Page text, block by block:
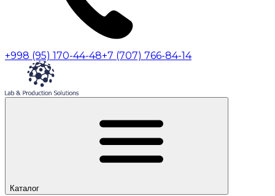
+998 (95) 170-44-48+7 (707) 766-84-14
Каталог